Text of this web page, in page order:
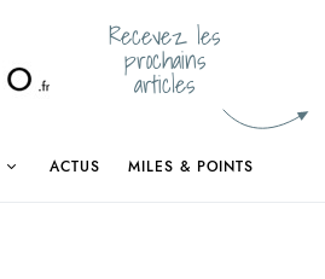
Recevez les
prochains
articles
ACTUS MILES & POINTS